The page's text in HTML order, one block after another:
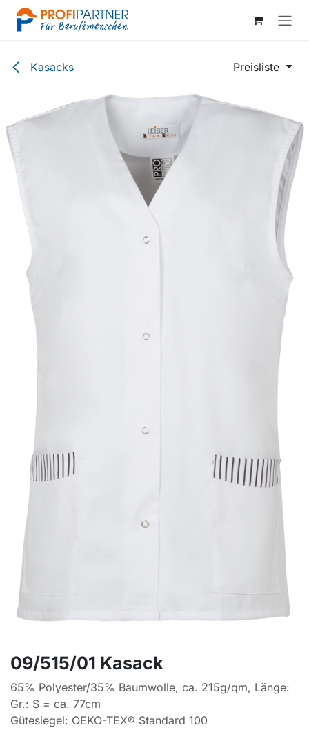
Zum Inhalt springen
Kasacks Preisliste
09/515/01 Kasack
65% Polyester/35% Baumwolle, ca. 215g/qm, Länge:
Gr.: S = ca. 77cm
Gütesiegel: OEKO-TEX® Standard 100